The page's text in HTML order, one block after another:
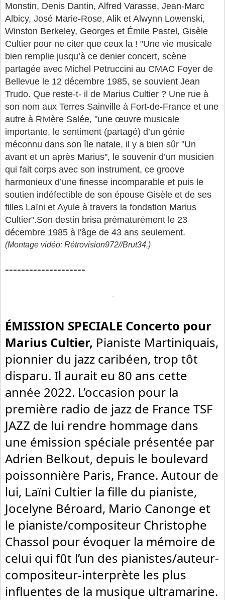
Monstin, Denis Dantin, Alfred Varasse, Jean-Marc
Albicy, José Marie-Rose, Alik et Alwynn Lowenski,
Winston Berkeley, Georges et Émile Pastel, Gisèle
Cultier pour ne citer que ceux la ! "Une vie musicale
bien remplie jusqu’à ce denier concert, scène
partagée avec Michel Petruccini au CMAC Foyer de
Bellevue le 12 décembre 1985, se souvient Jean
Trudo. Que reste-t- il de Marius Cultier ? Une rue à
son nom aux Terres Sainville à Fort-de-France et une
autre à Rivière Salée, "une œuvre musicale
importante, le sentiment (partagé) d’un génie
méconnu dans son île natale, il y a bien sûr "Un
avant et un après Marius", le souvenir d’un musicien
qui fait corps avec son instrument, ce groove
harmonieux d’une finesse incomparable et puis le
soutien indéfectible de son épouse Gisèle et de ses
filles Laïni et Ayule à travers la fondation Marius
Cultier".Son destin brisa prématurément le 23
décembre 1985 à l'âge de 43 ans seulement.
(Montage vidéo: Rétrovision972//Brut34.)
--------------------
ÉMISSION SPECIALE Concerto pour
Marius Cultier, Pianiste Martiniquais,
pionnier du jazz caribéen, trop tôt
disparu. Il aurait eu 80 ans cette
année 2022. L’occasion pour la
première radio de jazz de France TSF
JAZZ de lui rendre hommage dans
une émission spéciale présentée par
Adrien Belkout, depuis le boulevard
poissonnière Paris, France. Autour de
lui, Laïni Cultier la fille du pianiste,
Jocelyne Béroard, Mario Canonge et
le pianiste/compositeur Christophe
Chassol pour évoquer la mémoire de
celui qui fût l’un des pianistes/auteur-
compositeur-interprète les plus
influentes de la musique ultramarine.